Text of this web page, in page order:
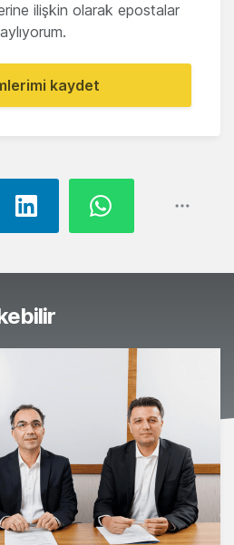
ilişkin olarak epostalar
kaydet